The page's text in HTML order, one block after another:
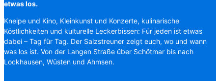
etwas los.
Kneipe und Kino, Kleinkunst und Konzerte, kulinarische
Köstlichkeiten und kulturelle Leckerbissen: Für jeden ist etwas
dabei – Tag für Tag. Der Salzstreuner zeigt euch, wo und wann
was los ist. Von der Langen Straße über Schötmar bis nach
Lockhausen, Wüsten und Ahmsen.